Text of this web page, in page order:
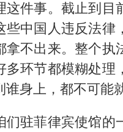
这件事。截止到目
些中国人违反法律
拿不出来。整个执
多环节都模糊处理
身上，都不可能
们驻菲律宾使馆的